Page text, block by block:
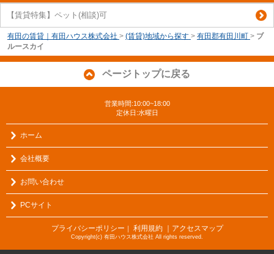
【賃貸特集】ペット(相談)可
有田の賃貸｜有田ハウス株式会社 > (賃貸)地域から探す > 有田郡有田川町 > ブ
ルースカイ
ページトップに戻る
営業時間:10:00~18:00
定休日:水曜日
ホーム
会社概要
お問い合わせ
PCサイト
プライバシーポリシー 利用規約 ｜アクセスマップ
Copyright(c) 有田ハウス株式会社 All rights reserved.